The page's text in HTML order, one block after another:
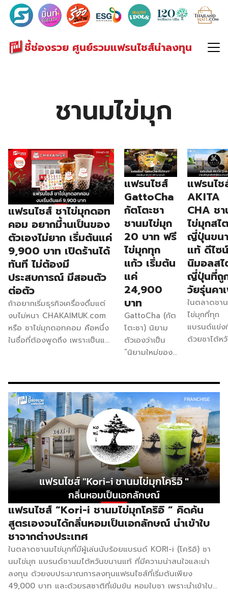
ชี้ช่องรวย ศูนย์รวมแฟรนไชส์น่าลงทุน
Search
for:
ชานมไข่มุก
แฟรนไชส์ ชาไข่มุกดอท
คอม อยากมี้านเป็นของ
ตัวเองไม่ยาก เริ่มต้นแค่
9,900 บาท เปิดร้านได้
ทันที ไม่ต้องมี
ประสบการณ์ มีสอนตัว
ต่อตัว
ถ้าอยากเริ่มธุรกิจเครื่องดื่มแต่
งบไม่หนา CHAKAIMUK.com
หรือ ชาไข่มุกดอทคอม คือหนึ่ง
ในชื่อที่ต้องพูดถึง เพราะเป็นแฟ
ที่เปิดร้านไปแล้วทั่วประเทศ
มากกว่า 1,000 สาขา ส่วนใหญ่
เปิดในทำเลใกล้บ้านตนเอง หน้า
โรงเรียนตามต่างจังหวัด หรือ
ปั๊มน้ำมัน ก็มีสาขาที่ประสบความ
สำเร็จมาแล้ว จุดที่น่าสนใจคือ
แบรนด์ระบุชัดว่า ยอดขายเริ่ม
แรกทั่วไปจะอยู่ที่ประมาณ 40-
50 แก้วต่อวัน แต่ถ้ามีการสร้าง
สัมพันธ์กับลูกค้า มีลูกค้าประจำ
หรือจัดโปรโมชั่นให้ลูกค้าติดตาม
ร้านอย่างสม่ำเสมอ ก็สามารถ
ดันยอดขายขึ้นไปถึงวันละ 200
แก้วได้ รู้จัก CHAKAIMUK.com
ก่อนตัดสินใจ ชาไข่มุกดอทคอม
เริ่มก่อตั้งสาขาแรกในปี 2019
แฟรนไชส์
GattoCha
กัตโตะชา
ชานมไข่มุก
20 บาท ฟรี
ไข่มุกทุก
แก้ว เริ่มต้น
แค่
24,900
บาท
GattoCha (กัต
โตะชา) นิยาม
ตัวเองว่าเป็น
“นิยามใหม่ของ
ความคุ้มค่าไว้ใน
แก้วเดียว” ด้วย
รสชาติเข้มข้น
ถึงใจในราคาเริ่ม
ต้นเพียง 20
บาท พร้อมฟรี
ไข่มุกทุกแก้ว
และมีเมนูหลาก
หลายที่ครองใจ
คนทุกเพศทุกวัย
จุดที่ทำให้ แฟ
GattoCha น่า
สนใจมากในมุม
ของผู้ลงทุนคือ
ความชัดเจน
แฟรนไช
AKITA
CHA ช
ไข่มุกสไ
ญี่ปุ่นขน
แท้ ดีไซ
นิมอลส
ญี่ปุ่นที่ถู
วัยรุ่นคา
ในตลาดชา
ไข่มุกที่ทุก
แบรนด์แข่ง
ด้วยชาไต้ห
เลือกชาจาก
ญี่ปุ่นแทน
คือ AKITA
CHA (อาคิ
ชา) ชานมไ
สไตล์ญี่ปุ่น
ขนานแท้ที่
บริหารโด
ปิยพงศ์ ยิ้ม
ชานมไข่มุก
เราจะใช้ชาจ
ชูโรง แต่ทา
AKITA
ของแตกต่า
ด้วยการใช้ช
แฟรนไชส์ “Kori-i ชานมไข่มุกโคริอิ ” คิดค้น
สูตรเองจนได้กลิ่นหอมเป็นเอกลักษณ์ นำเข้าใบ
ชาจากต่างประเทศ
ในตลาดชานมไข่มุกที่มีผู้เล่นนับร้อยแบรนด์ KORI-i (โคริอิ) ชา
นมไข่มุก แบรนด์ชานมไต้หวันขนานแท้ ที่มีความน่าสนใจและน่า
ลงทุน ด้วยงบประมาณการลงทุนแฟรนไชส์ที่เริ่มต้นเพียง
49,000 บาท และด้วยรสชาติที่เข้มข้น หอมใบชา เพราะนำเข้าใบ